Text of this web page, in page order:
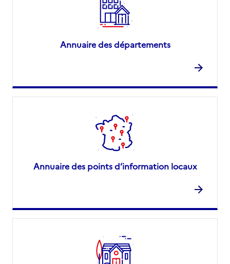
Annuaire des départements
Annuaire des points d’information locaux